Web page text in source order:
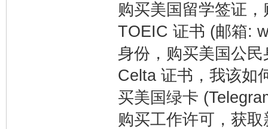
购买美国留学签证
TOEIC 证书 (邮箱:
身份，购买美国公
Celta 证书，我该如
买美国绿卡
购买工作许可，获